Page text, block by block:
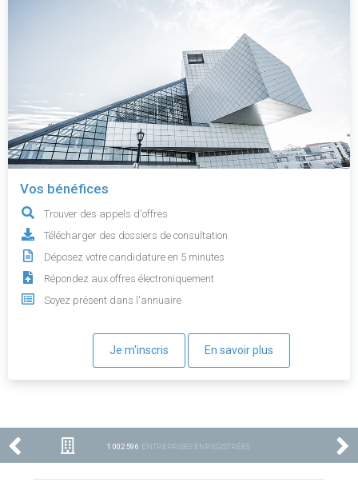
Vos bénéfices
Trouver des appels d'offres
Télécharger des dossiers de consultation
Déposez votre candidature en 5 minutes
Répondez aux offres électroniquement
Soyez présent dans l'annuaire
Je m'inscris En savoir plus
1 002 596 ENTREPRISES ENREGISTRÉES